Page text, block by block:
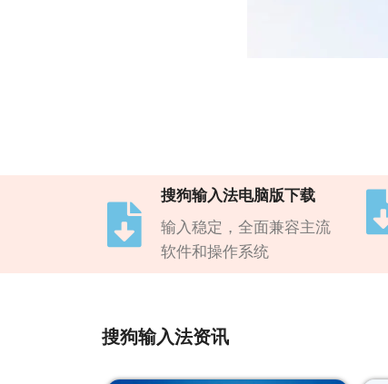
搜狗输入法电脑版下载
输入稳定，全面兼容主流
软件和操作系统
搜狗输入法资讯